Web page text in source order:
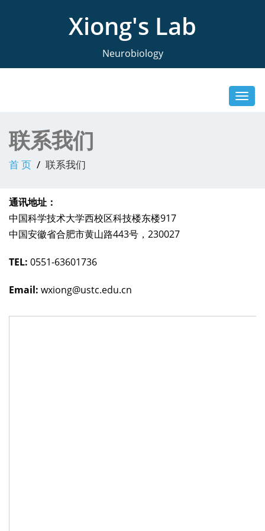
Xiong's Lab
Neurobiology
联系我们
首 页 联系我们
通讯地址：
中国科学技术大学西校区科技楼东楼917
中国安徽省合肥市黄山路443号，230027
TEL: 0551-63601736
Email: wxiong@ustc.edu.cn